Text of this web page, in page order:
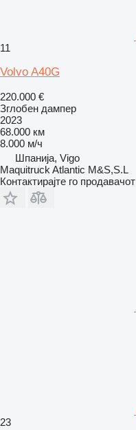
11
Volvo A40G
220.000 €
Зглобен дампер
2023
68.000 км
8.000 м/ч
Шпанија, Vigo
Maquitruck Atlantic M&S,S.L
Контактирајте го продавачот
23